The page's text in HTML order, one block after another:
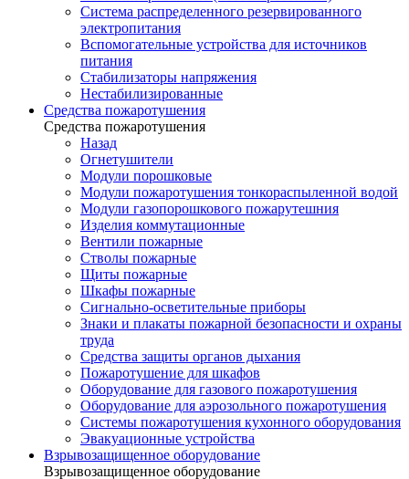
Система распределенного резервированного
электропитания
Вспомогательные устройства для источников
питания
Стабилизаторы напряжения
Нестабилизированные
Средства пожаротушения
Средства пожаротушения
Назад
Огнетушители
Модули порошковые
Модули пожаротушения тонкораспыленной водой
Модули газопорошкового пожарутешния
Изделия коммутационные
Вентили пожарные
Стволы пожарные
Щиты пожарные
Шкафы пожарные
Сигнально-осветительные приборы
Знаки и плакаты пожарной безопасности и охраны
труда
Средства защиты органов дыхания
Пожаротушение для шкафов
Оборудование для газового пожаротушения
Оборудование для аэрозольного пожаротушения
Системы пожаротушения кухонного оборудования
Эвакуационные устройства
Взрывозащищенное оборудование
Взрывозащищенное оборудование